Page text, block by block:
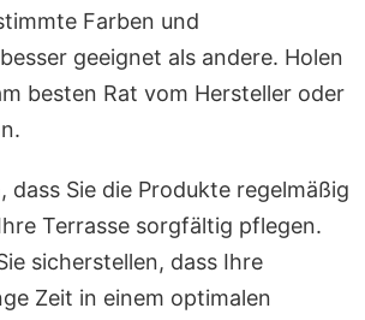
Farben und
geeignet als andere. Holen
besten Rat vom Hersteller oder
dass Sie die Produkte regelmäßig
Terrasse sorgfältig pflegen.
sicherstellen, dass Ihre
Zeit in einem optimalen